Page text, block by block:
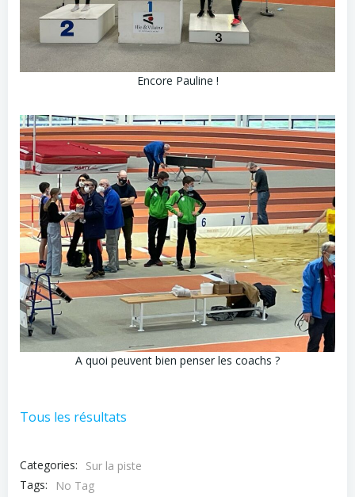
Encore Pauline !
A quoi peuvent bien penser les coachs ?
Tous les résultats
Categories:
Sur la piste
Tags:
No Tag